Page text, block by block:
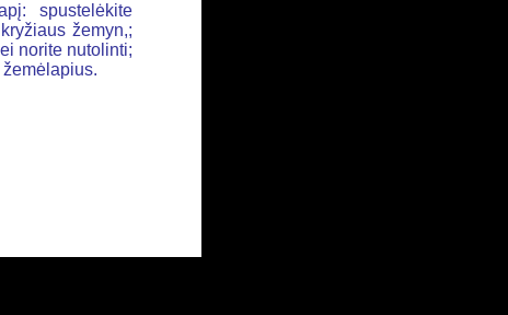
spustelėkite
žemyn,;
norite nutolinti;